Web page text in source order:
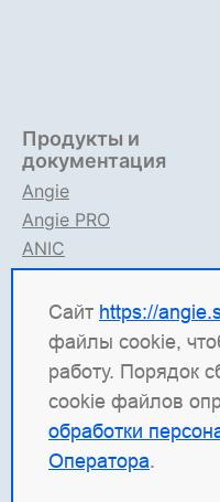
Сайт https://
файлы cookie,
работу. Порядок
cookie файлов
обработки
Оператора.
Продукты и
документация
Angie
Angie PRO
ANIC
Angie ADC
Документация
Angie Software(ООО
ИТ-компания,
высоконагруженных
продуктов: система
(контроллер